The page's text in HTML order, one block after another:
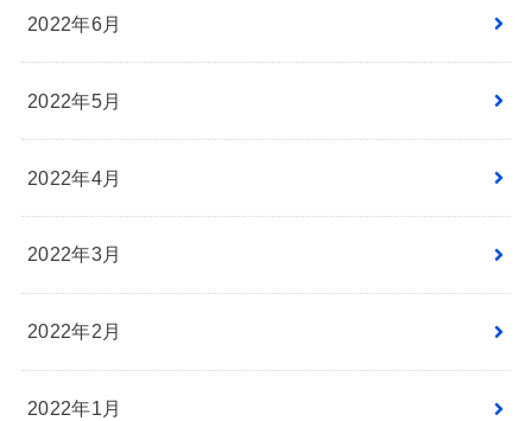
2022年6月
2022年5月
2022年4月
2022年3月
2022年2月
2022年1月